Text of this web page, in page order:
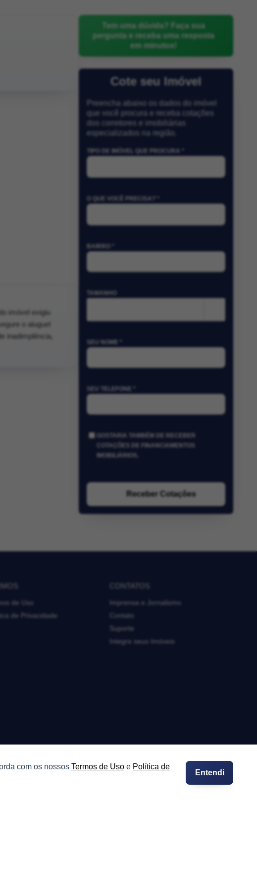
imóvel exigiu
o aluguel
inadimplência,
Tem uma dúvida? Faça sua
pergunta e receba uma resposta
em minutos!
Cote seu Imóvel
Preencha abaixo os dados do imóvel
que você procura e receba cotações
dos corretores e imobiliárias
especializados na região.
TIPO DE IMÓVEL QUE PROCURA *
O QUE VOCÊ PRECISA? *
TAMANHO
SEU NOME *
SEU TELEFONE *
GOSTARIA TAMBÉM DE RECEBER
COTAÇÕES DE FINANCIAMENTOS
IMOBILIÁRIOS.
Receber Cotações
com os nossos Termos de Uso e Política de
Entendi
de Uso
de Privacidade
CONTATOS
Imprensa e Jornalismo
Contato
Suporte
Integre seus Imóveis